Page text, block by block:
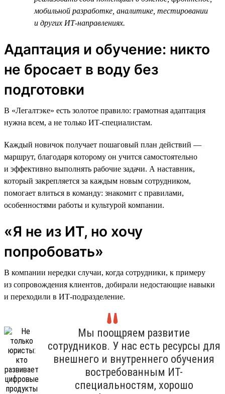
мобильной разработке, аналитике, тестировании
и других ИТ-направлениях.
Адаптация и обучение: никто
не бросает в воду без
подготовки
В «Легалтэке» есть золотое правило: грамотная адаптация
нужна всем, а не только ИТ-специалистам.
Каждый новичок получает пошаговый план действий —
маршрут, благодаря которому он учится самостоятельно
и эффективно выполнять рабочие задачи. А наставник,
который закрепляется за каждым новым сотрудником,
помогает влиться в команду: знакомит с правилами,
особенностями работы и культурой компании.
«Я не из ИТ, но хочу
попробовать»
В компании нередки случаи, когда сотрудники, к примеру
из сопровождения клиентов, добирали недостающие навыки
и переходили в ИТ-подразделение.
Мы поощряем развитие
сотрудников. У нас есть ресурсы для
внешнего и внутреннего обучения
востребованным ИТ-
специальностям, хорошо